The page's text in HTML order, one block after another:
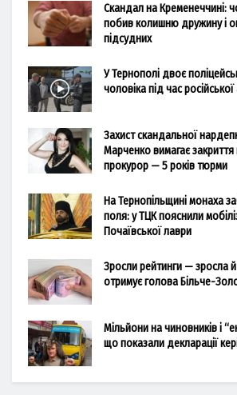
Скандал на Кременеччині:
побив колишню дружину і
підсудних
У Тернополі двоє
чоловіка під час російської
Захист скандальної
Марченко вимагає
прокурор — 5 років тюрми
На Тернопільщині монаха
поля: у ТЦК пояснили
Почаївської лаври
Зросли рейтинги — зросла й
отримує голова Більче-
Мільйони на чиновників і
що показали декларації